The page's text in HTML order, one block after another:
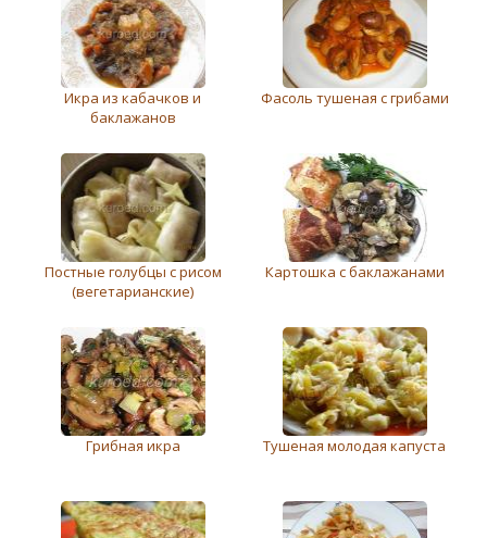
Икра из кабачков и
баклажанов
Фасоль тушеная с грибами
Постные голубцы с рисом
(вегетарианские)
Картошка с баклажанами
Грибная икра Тушеная молодая капуста